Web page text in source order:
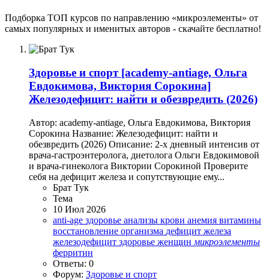
Подборка ТОП курсов по направлению «микроэлементы» от
самых популярных и именитых авторов - скачайте бесплатно!
Здоровье и спорт [academy-antiage, Ольга
Евдокимова, Виктория Сорокина]
Железодефицит: найти и обезвредить (2026)
Автор: academy-antiage, Ольга Евдокимова, Виктория
Сорокина Название: Железодефицит: найти и
обезвредить (2026) Описание: 2-х дневный интенсив от
врача-гастроэнтеролога, диетолога Ольги Евдокимовой
и врача-гинеколога Виктории Сорокиной Проверите
себя на дефицит железа и сопутствующие ему...
Брат Тук
Тема
10 Июл 2026
anti-age здоровье анализы крови анемия витамины
восстановление организма дефицит железа
железодефицит здоровье женщин микроэлементы
ферритин
Ответы: 0
Форум: Здоровье и спорт